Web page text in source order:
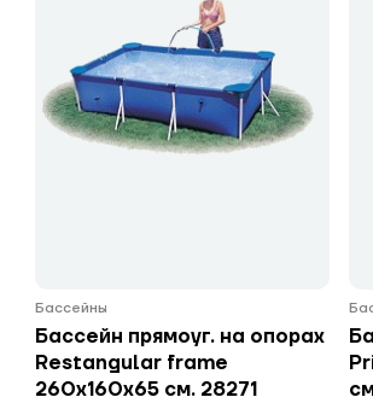
Бассейны
Бассейн прямоуг. на опорах
Restangular frame
260х160х65 см. 28271